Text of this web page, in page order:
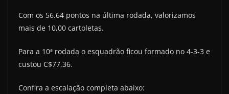
Com os 56.64 pontos na última rodada, valorizamos
mais de 10,00 cartoletas.
Para a 10ª rodada o esquadrão ficou formado no 4-3-3 e
custou C$77,36.
Confira a escalação completa abaixo: